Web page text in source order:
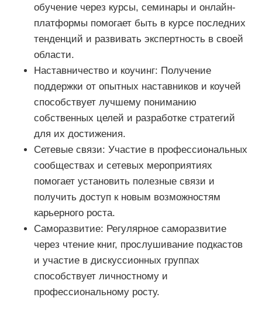
обучение через курсы, семинары и онлайн-
платформы помогает быть в курсе последних
тенденций и развивать экспертность в своей
области.
Наставничество и коучинг: Получение
поддержки от опытных наставников и коучей
способствует лучшему пониманию
собственных целей и разработке стратегий
для их достижения.
Сетевые связи: Участие в профессиональных
сообществах и сетевых мероприятиях
помогает установить полезные связи и
получить доступ к новым возможностям
карьерного роста.
Саморазвитие: Регулярное саморазвитие
через чтение книг, прослушивание подкастов
и участие в дискуссионных группах
способствует личностному и
профессиональному росту.